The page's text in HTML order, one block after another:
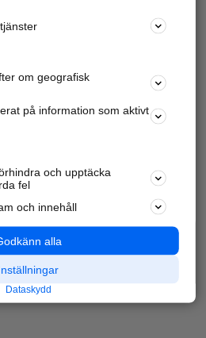
om geografisk
på information som aktivt
och upptäcka
fel
och innehåll
alla
Dataskydd